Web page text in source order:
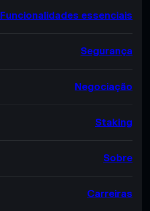
Funcionalidades essenciais
Segurança
Negociação
Staking
Sobre
Carreiras